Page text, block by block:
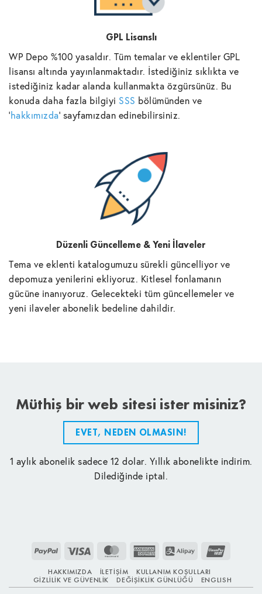
GPL Lisanslı
WP Depo %100 yasaldır. Tüm temalar ve eklentiler GPL
lisansı altında yayınlanmaktadır. İstediğiniz sıklıkta ve
istediğiniz kadar alanda kullanmakta özgürsünüz. Bu
konuda daha fazla bilgiyi SSS bölümünden ve
'hakkımızda' sayfamızdan edinebilirsiniz.
Düzenli Güncelleme & Yeni İlaveler
Tema ve eklenti katalogumuzu sürekli güncelliyor ve
depomuza yenilerini ekliyoruz. Kitlesel fonlamanın
gücüne inanıyoruz. Gelecekteki tüm güncellemeler ve
yeni ilaveler abonelik bedeline dahildir.
Müthiş bir web sitesi ister misiniz?
EVET, NEDEN OLMASIN!
1 aylık abonelik sadece 12 dolar. Yıllık abonelikte indirim.
Dilediğinde iptal.
PayPal Visa MasterCardAmerican
Alipay
HAKKIMIZDA İLETIŞIM
KULLANIM KOŞULLARI
GIZLILIK VE GÜVENLIK
DEĞIŞIKLIK GÜNLÜĞÜ ENGLISH